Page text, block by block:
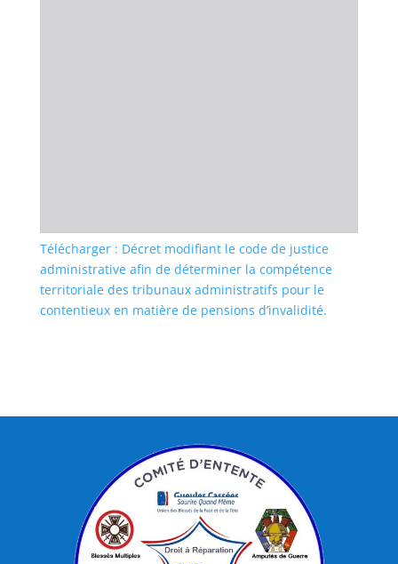
Télécharger : Décret modifiant le code de justice
administrative afin de déterminer la compétence
territoriale des tribunaux administratifs pour le
contentieux en matière de pensions d’invalidité.